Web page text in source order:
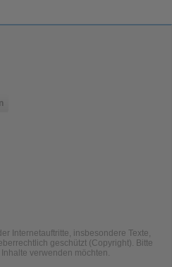
Internetauftritte, insbesondere Texte,
geschützt (Copyright). Bitte
verwenden möchten.